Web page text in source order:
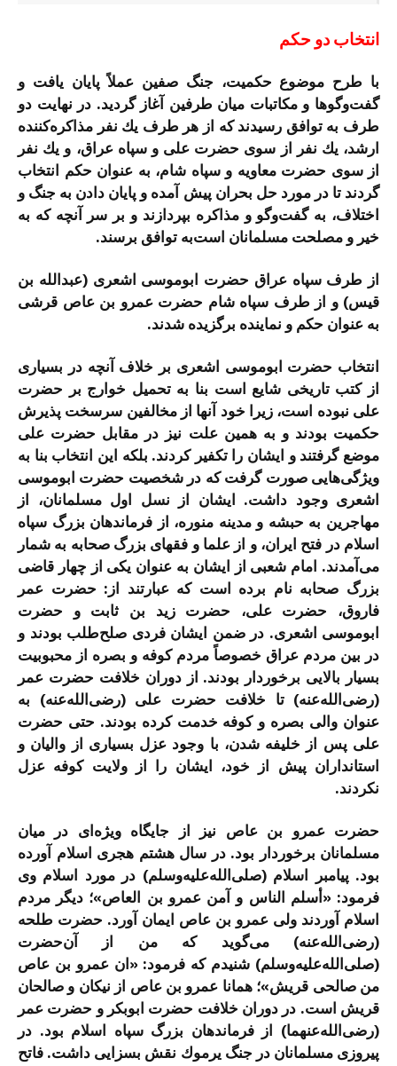
انتخاب دو حكم
با طرح موضوع حكمیت، جنگ صفین عملاً پایان یافت و
گفت‌وگوها و مكاتبات میان طرفین آغاز گردید. در نهایت دو
طرف به توافق رسیدند ‌كه از هر طرف یك نفر مذاكره‌كننده
ارشد، یك نفر از سوی حضرت علی و سپاه عراق، و یك نفر
از سوی حضرت معاویه و سپاه شام، به عنوان حكم انتخاب
گردند تا در مورد حل بحران پیش آمده و پایان دادن به جنگ و
اختلاف، به گفت‌وگو و مذاكره بپردازند و بر سر آنچه كه به
خیر و مصلحت مسلمانان است‌به توافق برسند.
از طرف سپاه عراق حضرت ابوموسی اشعری (عبدالله بن
قیس) و از طرف سپاه شام حضرت عمرو بن عاص قرشی
به عنوان حكم و نماینده برگزیده شدند.
انتخاب حضرت ابوموسی اشعری بر خلاف آنچه در بسیاری
از كتب تاریخی شایع است بنا به تحمیل خوارج بر حضرت
علی نبوده است، زیرا خود آنها از مخالفین سرسخت پذیرش
حكمیت بودند و به همین علت نیز در مقابل حضرت علی
موضع گرفتند و ایشان را تكفیر كردند. بلكه این انتخاب بنا به
ویژگی‌هایی صورت گرفت كه در شخصیت حضرت ابوموسی
اشعری وجود داشت. ایشان از نسل اول مسلمانان، از
مهاجرین به حبشه و مدینه منوره، از فرماندهان بزرگ سپاه
اسلام در فتح ایران، و از علما و فقهای بزرگ صحابه به شمار
می‌آمدند. امام شعبی از ایشان به عنوان یكی از چهار قاضی
بزرگ صحابه نام برده است كه عبارتند از: حضرت عمر
فاروق، حضرت علی، حضرت زید بن ثابت و حضرت
ابوموسی اشعری. در ضمن ایشان فردی صلح‌طلب بودند و
در بین مردم عراق خصوصاً مردم كوفه و بصره از محبوبیت
بسیار بالایی برخوردار بودند. از دوران خلافت حضرت عمر
(رضی‌الله‌عنه) تا خلافت حضرت علی (رضی‌الله‌عنه) به
عنوان والی بصره و كوفه خدمت كرده بودند. حتی حضرت
علی پس از خلیفه شدن، با وجود عزل بسیاری از والیان و
استانداران پیش از خود، ایشان را از ولایت كوفه عزل
نكردند.
حضرت عمرو بن عاص نیز از جایگاه ویژه‌ای در میان
مسلمانان برخوردار بود. در سال هشتم هجری اسلام آورده
بود. پیامبر اسلام (صلی‌الله‌علیه‌وسلم) در مورد اسلام وی
فرمود: «أسلم الناس و آمن عمرو بن العاص»؛ دیگر مردم
اسلام آوردند ولی عمرو بن عاص ایمان آورد. حضرت طلحه
(رضی‌الله‌عنه) می‌گوید كه من از آن‌حضرت
(صلی‌الله‌علیه‌وسلم) شنیدم كه فرمود: «ان عمرو بن عاص
من صالحی قریش»؛ همانا عمرو بن عاص از نیكان و صالحان
قریش است. در دوران خلافت حضرت ابوبكر و حضرت عمر
(رضی‌الله‌عنهما) از فرماندهان بزرگ سپاه اسلام بود. در
پیروزی مسلمانان در جنگ یرموك نقش بسزایی داشت. فاتح